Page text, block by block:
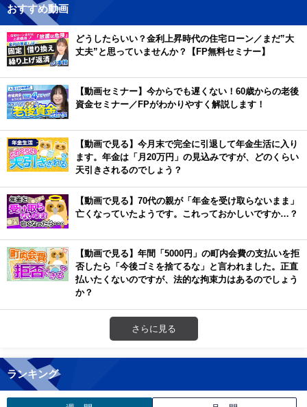
おすすめ動画
どうしたらいい？金利上昇時代の住宅ローン／まだ”大
丈夫”と思っていませんか？【FP無料セミナー】
【動画セミナー】今からでも遅くない！60歳からの老後
資金セミナー／FPがわかりやすく解説します！
【動画で見る】今月末で完全に引退して年金生活に入り
ます。年金は「月20万円」の見込みですが、どのくらい
天引きされるのでしょう？
【動画で見る】70代の親が「年金を受け取らないまま」
亡くなっていたようです。これっておかしいですか…？
【動画で見る】年間「5000円」の町内会費の支払いを拒
否したら「今後ゴミを捨てるな」と言われました。正直
払いたくないのですが、法的な拘束力はあるのでしょう
か？
さらに見る
ランキング